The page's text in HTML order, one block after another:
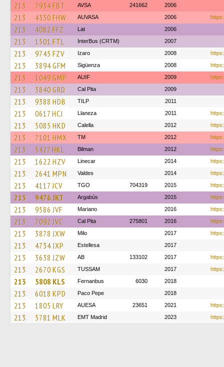
213 7934 FBT AVSA 241662 2006
213 4330 FHW AUVASA 2006
213 4082 FFZ Lat 2006
213 1501 FTL InterBus (CRTM) 2007
213 9745 FZV Izaro 2008
213 3894 GFM Sigüenza 2008
213 1049 GMP AUIF 2009
213 3840 GRD Cal Pita 2009
213 9388 HDB TILP 2011
213 0617 HCJ Llaneza 2011
213 5085 HKD Calella 2012
213 7101 HMX TM 2012
213 5427 HKL Bilman 2012
213 1622 HZV Linecar 2014
213 2641 MPN Valdes 2014
213 4117 JCV TGO 704319 2015
213 9476 JKT Argabús 2015
213 9586 JVF Mariano 2016
213 7092 JVC Cal Pita 275801 2016
213 3878 JXW Milo 2017
213 4734 JXP Estellesa 2017
213 3638 JZW AB 133102 2017
213 2670 KGS TUSSAM 2017
213 5808 KLS Fernanbus 6030 2018
213 6018 KPD Paco Pepe 2018
213 1805 LRY AUESA 23651 2021
213 5781 MLK EMT Madrid 2023